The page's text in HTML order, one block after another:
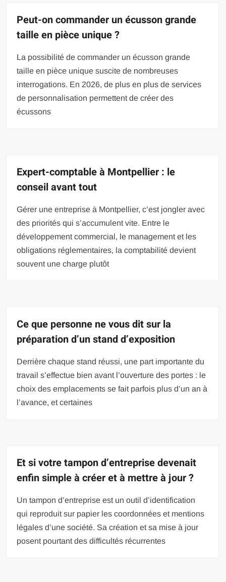
Peut-on commander un écusson grande
taille en pièce unique ?
La possibilité de commander un écusson grande
taille en pièce unique suscite de nombreuses
interrogations. En 2026, de plus en plus de services
de personnalisation permettent de créer des
écussons
Expert-comptable à Montpellier : le
conseil avant tout
Gérer une entreprise à Montpellier, c’est jongler avec
des priorités qui s’accumulent vite. Entre le
développement commercial, le management et les
obligations réglementaires, la comptabilité devient
souvent une charge plutôt
Ce que personne ne vous dit sur la
préparation d’un stand d’exposition
Derrière chaque stand réussi, une part importante du
travail s’effectue bien avant l’ouverture des portes : le
choix des emplacements se fait parfois plus d’un an à
l’avance, et certaines
Et si votre tampon d’entreprise devenait
enfin simple à créer et à mettre à jour ?
Un tampon d’entreprise est un outil d’identification
qui reproduit sur papier les coordonnées et mentions
légales d’une société. Sa création et sa mise à jour
posent pourtant des difficultés récurrentes